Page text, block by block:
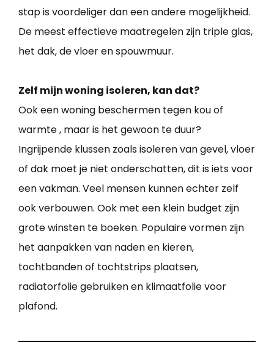
stap is voordeliger dan een andere mogelijkheid.
De meest effectieve maatregelen zijn triple glas,
het dak, de vloer en spouwmuur.
Zelf mijn woning isoleren, kan dat?
Ook een woning beschermen tegen kou of
warmte , maar is het gewoon te duur?
Ingrijpende klussen zoals isoleren van gevel, vloer
of dak moet je niet onderschatten, dit is iets voor
een vakman. Veel mensen kunnen echter zelf
ook verbouwen. Ook met een klein budget zijn
grote winsten te boeken. Populaire vormen zijn
het aanpakken van naden en kieren,
tochtbanden of tochtstrips plaatsen,
radiatorfolie gebruiken en klimaatfolie voor
plafond.